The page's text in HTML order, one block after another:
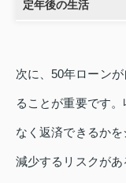
定年後の生活
次に、50年ローン
ることが重要です
なく返済できるか
減少するリスクが